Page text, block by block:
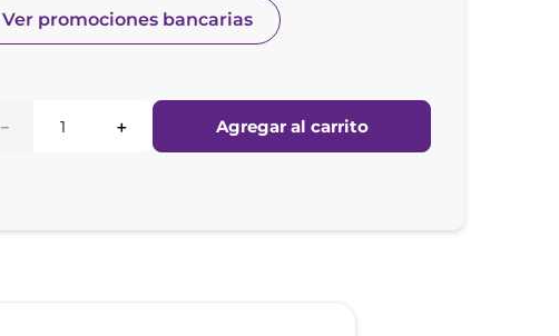
Ver promociones bancarias
＋
－ Agregar al carrito